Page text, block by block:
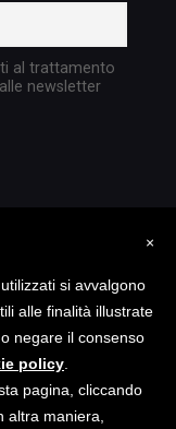
al trattamento
newsletter
| All rights
×
si avvalgono
alle finalità illustrate
negare il consenso
policy
pagina, cliccando
altra maniera,